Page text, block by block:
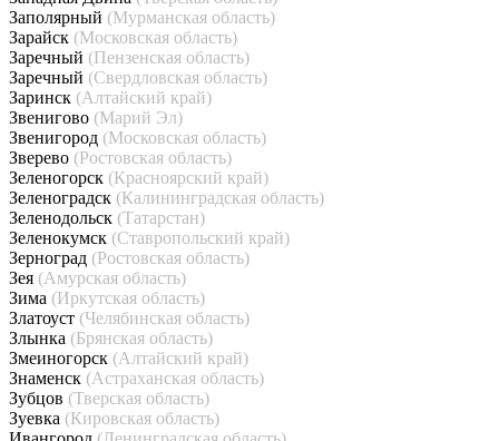
Заполярный (Мурманская область)
Зарайск (Московская область)
Заречный (Пензенская область)
Заречный (Свердловская область)
Заринск (Алтайский край)
Звенигово (Марий Эл)
Звенигород (Московская область)
Зверево (Ростовская область)
Зеленогорск (Красноярский край)
Зеленоградск (Калининградская область)
Зеленодольск (Татарстан)
Зеленокумск (Ставропольский край)
Зерноград (Ростовская область)
Зея (Амурская область)
Зима (Иркутская область)
Златоуст (Челябинская область)
Злынка (Брянская область)
Змеиногорск (Алтайский край)
Знаменск (Астраханская область)
Зубцов (Тверская область)
Зуевка (Кировская область)